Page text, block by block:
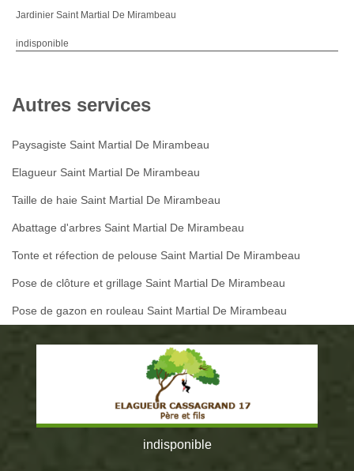
Jardinier Saint Martial De Mirambeau
indisponible
Autres services
Paysagiste Saint Martial De Mirambeau
Elagueur Saint Martial De Mirambeau
Taille de haie Saint Martial De Mirambeau
Abattage d'arbres Saint Martial De Mirambeau
Tonte et réfection de pelouse Saint Martial De Mirambeau
Pose de clôture et grillage Saint Martial De Mirambeau
Pose de gazon en rouleau Saint Martial De Mirambeau
indisponible